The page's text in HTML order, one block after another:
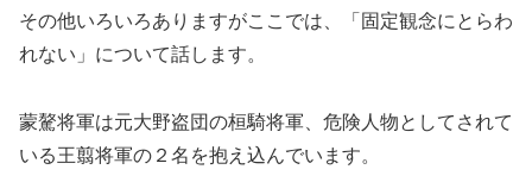
その他いろいろありますがここでは、「固定観念にとらわ
れない」について話します。
蒙驁将軍は元大野盗団の桓騎将軍、危険人物としてされて
いる王翦将軍の２名を抱え込んでいます。